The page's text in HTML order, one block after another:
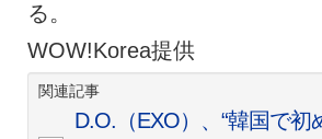
る。
WOW!Korea提供
関連記事
D.O.（EXO）、“韓国で初